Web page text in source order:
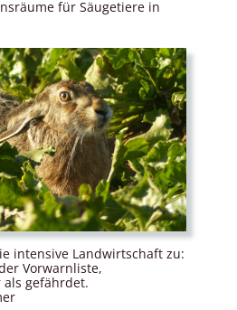
für Säugetiere in
intensive Landwirtschaft zu:
Vorwarnliste,
gefährdet.